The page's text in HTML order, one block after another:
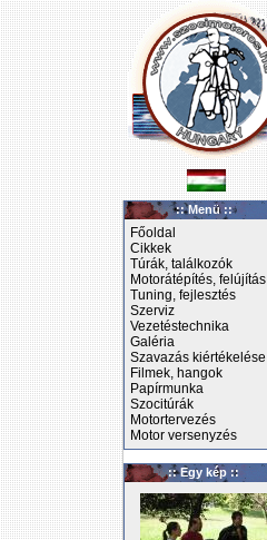
:: Menü ::
Főoldal
Cikkek
Túrák, találkozók
Motorátépítés, felújítás
Tuning, fejlesztés
Szerviz
Vezetéstechnika
Galéria
Szavazás kiértékelése
Filmek, hangok
Papírmunka
Szocitúrák
Motortervezés
Motor versenyzés
:: Egy kép ::